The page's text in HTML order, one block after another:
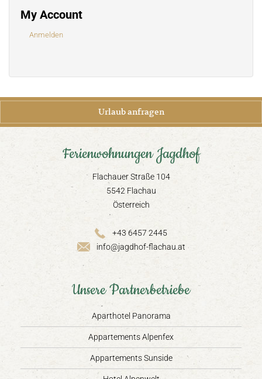
My Account
Anmelden
Urlaub anfragen
Ferienwohnungen Jagdhof
Flachauer Straße 104
5542 Flachau
Österreich
+43 6457 2445
info@jagdhof-flachau.at
Unsere Partnerbetriebe
Aparthotel Panorama
Appartements Alpenfex
Appartements Sunside